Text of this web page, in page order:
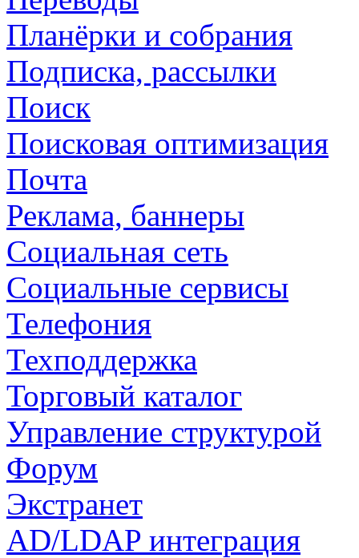
Планёрки и собрания
Подписка, рассылки
Поиск
Поисковая оптимизация
Почта
Реклама, баннеры
Социальная сеть
Социальные сервисы
Телефония
Техподдержка
Торговый каталог
Управление структурой
Форум
Экстранет
AD/LDAP интеграция